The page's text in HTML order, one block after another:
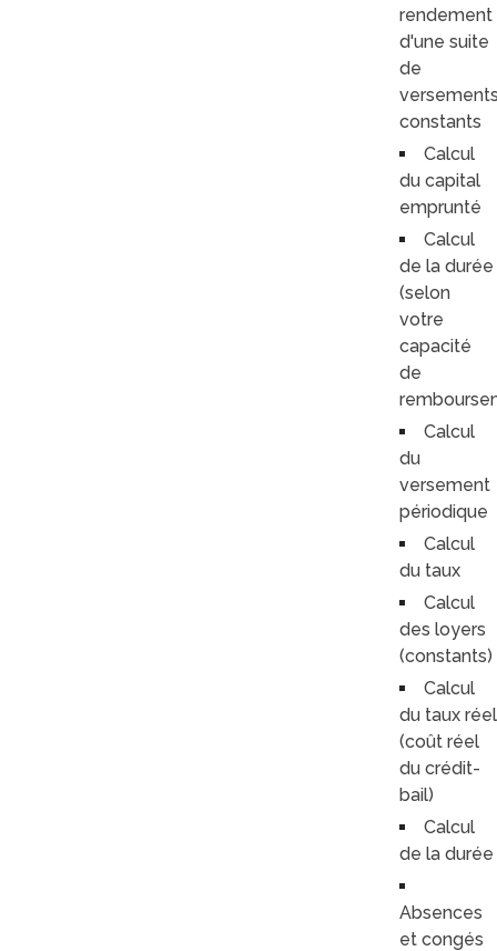
rendement
d'une suite
de
constants
Calcul
du capital
emprunté
Calcul
de la durée
(selon
votre
capacité
de
Calcul
du
versement
périodique
Calcul
du taux
Calcul
des loyers
(constants)
Calcul
du taux réel
(coût réel
du crédit-
bail)
Calcul
de la durée
Absences
et congés